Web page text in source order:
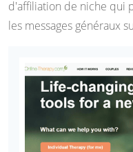
d'affiliation de niche qui
les messages généraux